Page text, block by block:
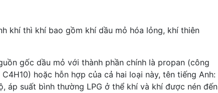
khí thì khí bao gồm khí dầu mỏ hóa lỏng, khí thiên
gốc dầu mỏ với thành phần chính là propan (công
hoặc hỗn hợp của cả hai loại này, tên tiếng Anh:
áp suất bình thường LPG ở thể khí và khí được nén đến